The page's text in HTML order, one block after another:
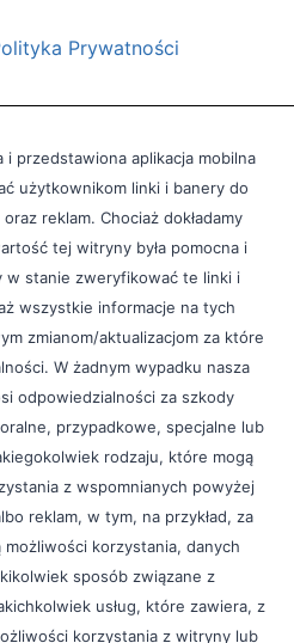
Prywatności
przedstawiona aplikacja mobilna
użytkownikom linki i banery do
reklam. Chociaż dokładamy
tej witryny była pomocna i
w stanie zweryfikować te linki i
wszystkie informacje na tych
zmianom/aktualizacjom za które
W żadnym wypadku nasza
odpowiedzialności za szkody
przypadkowe, specjalne lub
rodzaju, które mogą
z wspomnianych powyżej
reklam, w tym, na przykład, za
korzystania, danych
sposób związane z
usług, które zawiera, z
korzystania z witryny lub